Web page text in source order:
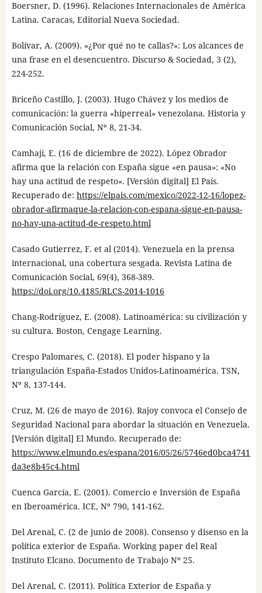
Boersner, D. (1996). Relaciones Internacionales de América
Latina. Caracas, Editorial Nueva Sociedad.
Bolívar, A. (2009). «¿Por qué no te callas?»: Los alcances de
una frase en el desencuentro. Discurso & Sociedad, 3 (2),
224-252.
Briceño Castillo, J. (2003). Hugo Chávez y los medios de
comunicación: la guerra «hiperreal» venezolana. Historia y
Comunicación Social, Nº 8, 21-34.
Camhají, E. (16 de diciembre de 2022). López Obrador
afirma que la relación con España sigue «en pausa»: «No
hay una actitud de respeto». [Versión digital] El País.
Recuperado de: https://elpais.com/mexico/2022-12-16/lopez-
obrador-afirmaque-la-relacion-con-espana-sigue-en-pausa-
no-hay-una-actitud-de-respeto.html
Casado Gutierrez, F. et al (2014). Venezuela en la prensa
internacional, una cobertura sesgada. Revista Latina de
Comunicación Social, 69(4), 368-389.
https://doi.org/10.4185/RLCS-2014-1016
Chang-Rodríguez, E. (2008). Latinoamérica: su civilización y
su cultura. Boston, Cengage Learning.
Crespo Palomares, C. (2018). El poder hispano y la
triangulación España-Estados Unidos-Latinoamérica. TSN,
Nº 8, 137-144.
Cruz, M. (26 de mayo de 2016). Rajoy convoca el Consejo de
Seguridad Nacional para abordar la situación en Venezuela.
[Versión digital] El Mundo. Recuperado de:
https://www.elmundo.es/espana/2016/05/26/5746ed0bca4741
da3e8b45c4.html
Cuenca García, E. (2001). Comercio e Inversión de España
en Iberoamérica. ICE, Nº 790, 141-162.
Del Arenal, C. (2 de junio de 2008). Consenso y disenso en la
política exterior de España. Working paper del Real
Instituto Elcano. Documento de Trabajo Nº 25.
Del Arenal, C. (2011). Política Exterior de España y